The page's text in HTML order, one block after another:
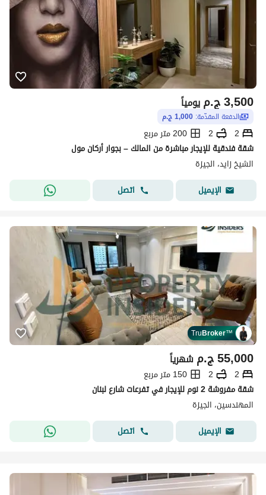
ج.م3,500 يومياً
الدفعة المقدّمة: 1,000 ج.م
2
2
200 متر مربع
شقة فندقية للإيجار مباشرة من المالك – بجوار أركان مول
الشيخ زايد، الجيزة
الإيميل
اتصل
TruBroker™
ج.م55,000 شهرياً
2
2
150 متر مربع
شقة مفروشة 2 نوم للإيجار في تفرعات شارع لبنان
المهندسين، الجيزة
الإيميل
اتصل